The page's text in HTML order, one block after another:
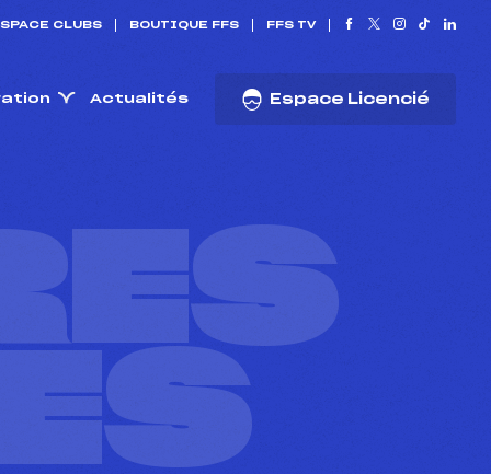
CLUBS BOUTIQUE FFS FFS TV
Actualités Espace Licencié